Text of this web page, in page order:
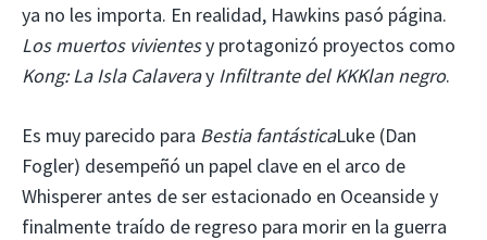
ya no les importa. En realidad, Hawkins pasó página.
Los muertos vivientesy protagonizó proyectos como
Kong: La Isla Calaveray Infiltrante del KKKlan negro.
Es muy parecido para Bestia fantásticaLuke (Dan
Fogler) desempeñó un papel clave en el arco de
Whisperer antes de ser estacionado en Oceanside y
finalmente traído de regreso para morir en la guerra